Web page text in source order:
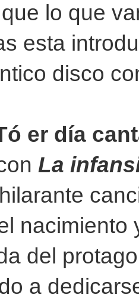
lo que
esta
disco
er día
La
hilarante
nacimiento
del
a